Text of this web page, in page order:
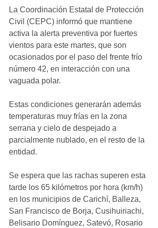
La Coordinación Estatal de Protección
Civil (CEPC) informó que mantiene
activa la alerta preventiva por fuertes
vientos para este martes, que son
ocasionados por el paso del frente frío
número 42, en interacción con una
vaguada polar.
Estas condiciones generarán además
temperaturas muy frías en la zona
serrana y cielo de despejado a
parcialmente nublado, en el resto de la
entidad.
Se espera que las rachas superen esta
tarde los 65 kilómetros por hora (km/h)
en los municipios de Carichí, Balleza,
San Francisco de Borja, Cusihuiriachi,
Belisario Domínguez, Satevó, Rosario